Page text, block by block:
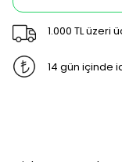
1.000 TL üzeri
14 gün içinde